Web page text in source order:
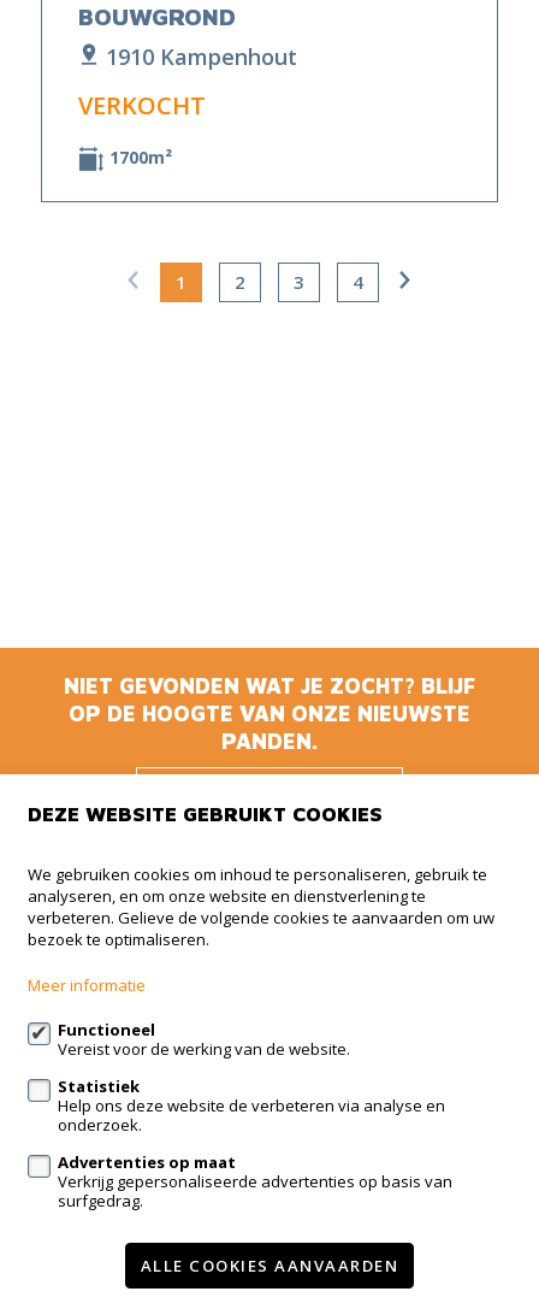
BOUWGROND
1910 Kampenhout
VERKOCHT
1700m²
1 2 3 4
NIET GEVONDEN WAT JE ZOCHT? BLIJF
OP DE HOOGTE VAN ONZE NIEUWSTE
PANDEN.
HOOGTE
Animmo
Haachtsesteenweg 510 BUS 5
1910 Kampenhout
info@animmo.eu
Volg ons op:
Nieuwbouw
Contact
DEZE WEBSITE GEBRUIKT COOKIES
We gebruiken cookies om inhoud te personaliseren, gebruik te
analyseren, en om onze website en dienstverlening te
verbeteren. Gelieve de volgende cookies te aanvaarden om uw
bezoek te optimaliseren.
Meer informatie
Functioneel
Vereist voor de werking van de website.
Statistiek
Help ons deze website de verbeteren via analyse en
onderzoek.
Advertenties op maat
Verkrijg gepersonaliseerde advertenties op basis van
surfgedrag.
ALLE COOKIES AANVAARDEN